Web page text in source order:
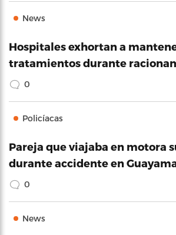
News
Hospitales exhortan a
tratamientos durante
0
Policíacas
Pareja que viajaba en motora
durante accidente en
0
News